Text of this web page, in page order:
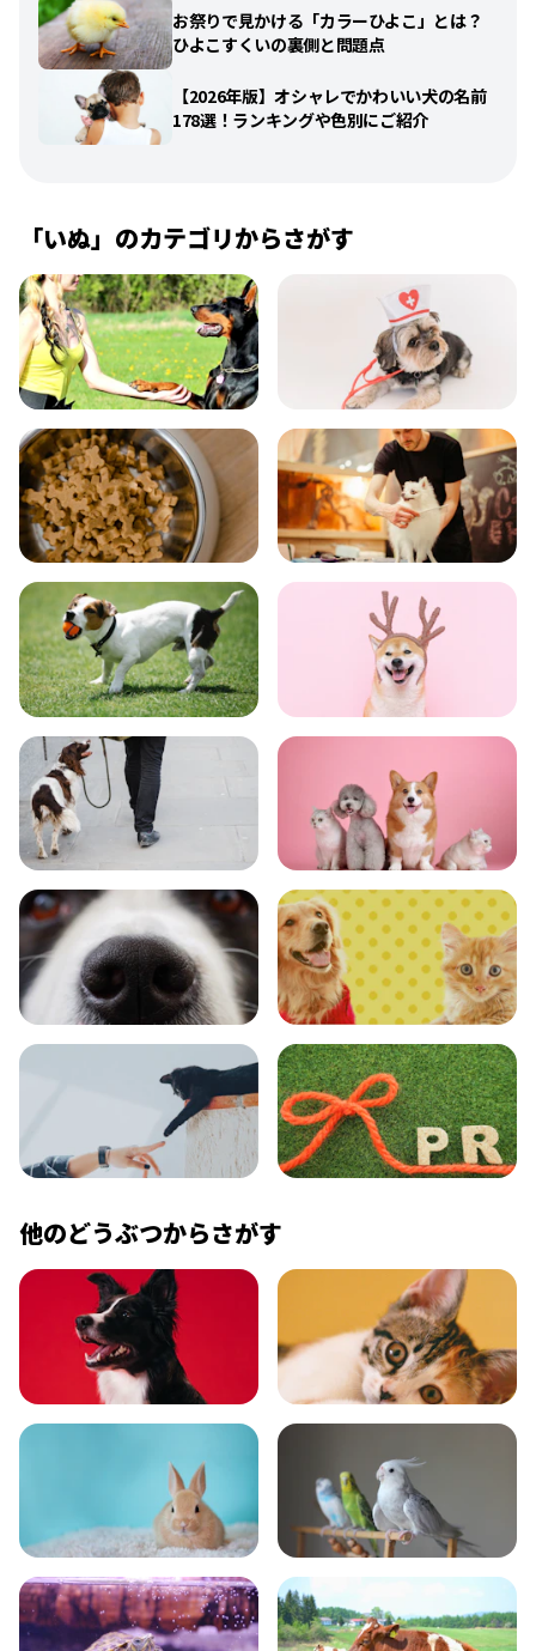
お祭りで見かける「カラーひよこ」とは？
ひよこすくいの裏側と問題点
【2026年版】オシャレでかわいい犬の名前
178選！ランキングや色別にご紹介
「いぬ」のカテゴリからさがす
飼い方 健康
食事 お手入れ
トレーニング グッズ
おでかけ 図鑑
エンタメ クイズ
他のどうぶつからさがす
いぬ ねこ
小動物 とり・さかな